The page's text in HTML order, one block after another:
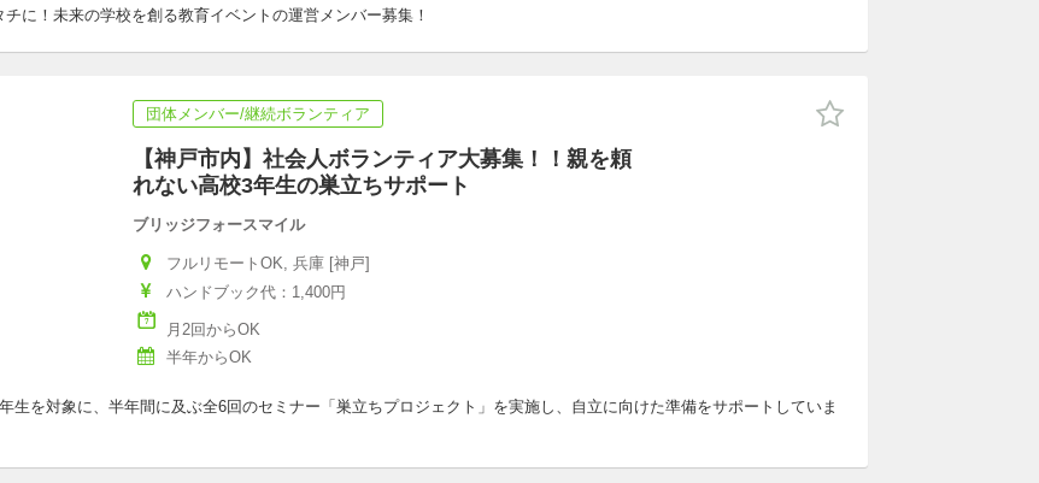
に！未来の学校を創る教育イベントの運営メンバー募集！
団体メンバー/継続ボランティア
【神戸市内】社会人ボランティア大募集！！親を頼
れない高校3年生の巣立ちサポート
ブリッジフォースマイル
フルリモートOK, 兵庫 [神戸]
ハンドブック代：1,400円
月2回からOK
半年からOK
生を対象に、半年間に及ぶ全6回のセミナー「巣立ちプロジェクト」を実施し、自立に向けた準備をサポートしていま